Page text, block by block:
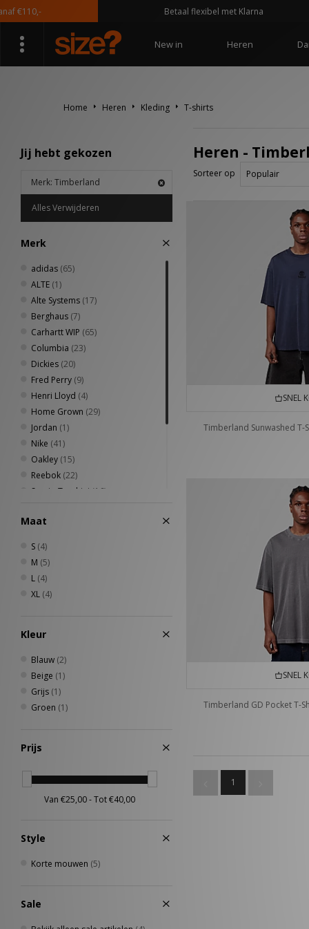
Betaal flexibel met Klarna
New in Heren
Home Heren Kleding T-shirts
Jij hebt gekozen
Merk: Timberland
Alles Verwijderen
Merk
adidas (65)
ALTE (1)
Alte Systems (17)
Berghaus (7)
Carhartt WIP (65)
Columbia (23)
Dickies (20)
Fred Perry (9)
Henri Lloyd (4)
Home Grown (29)
Jordan (1)
Nike (41)
Oakley (15)
Reebok (22)
Sergio Tacchini (16)
Timberland
Von Dutch
XLARGE
Maat
S (4)
M (5)
L (4)
XL (4)
Kleur
Blauw (2)
Beige (1)
Grijs (1)
Groen (1)
Prijs
Style
Korte mouwen (5)
Sale
Heren -
Sorteer op
SNEL
Timberland Sunwashed T-
SNEL
Timberland GD Pocket T-
1